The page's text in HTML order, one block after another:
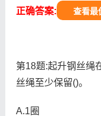
正确答案: 查看最
第18题:起升钢丝绳
丝绳至少保留()。
A.1圈